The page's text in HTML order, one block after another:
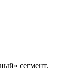
сегмент.